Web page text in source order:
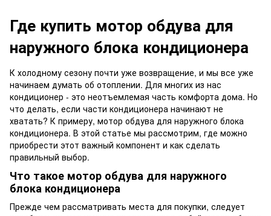
Где купить мотор обдува для
наружного блока кондиционера
К холодному сезону почти уже возвращение, и мы все уже
начинаем думать об отоплении. Для многих из нас
кондиционер - это неотъемлемая часть комфорта дома. Но
что делать, если части кондиционера начинают не
хватать? К примеру, мотор обдува для наружного блока
кондиционера. В этой статье мы рассмотрим, где можно
приобрести этот важный компонент и как сделать
правильный выбор.
Что такое мотор обдува для наружного
блока кондиционера
Прежде чем рассматривать места для покупки, следует